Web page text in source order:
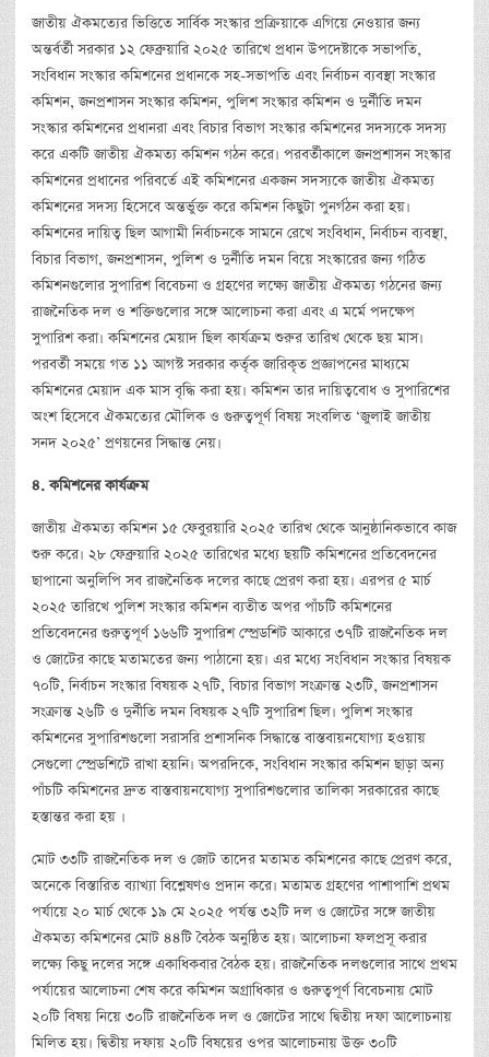
জাতীয় ঐকমত্যের ভিত্তিতে সার্বিক সংস্কার প্রক্রিয়াকে এগিয়ে নেওয়ার জন্য
অন্তর্বর্তী সরকার ১২ ফেব্রুয়ারি ২০২৫ তারিখে প্রধান উপদেষ্টাকে সভাপতি,
সংবিধান সংস্কার কমিশনের প্রধানকে সহ-সভাপতি এবং নির্বাচন ব্যবস্থা সংস্কার
কমিশন, জনপ্রশাসন সংস্কার কমিশন, পুলিশ সংস্কার কমিশন ও দুর্নীতি দমন
সংস্কার কমিশনের প্রধানরা এবং বিচার বিভাগ সংস্কার কমিশনের সদস্যকে সদস্য
করে একটি জাতীয় ঐকমত্য কমিশন গঠন করে। পরবর্তীকালে জনপ্রশাসন সংস্কার
কমিশনের প্রধানের পরিবর্তে এই কমিশনের একজন সদস্যকে জাতীয় ঐকমত্য
কমিশনের সদস্য হিসেবে অন্তর্ভুক্ত করে কমিশন কিছুটা পুনর্গঠন করা হয়।
কমিশনের দায়িত্ব ছিল আগামী নির্বাচনকে সামনে রেখে সংবিধান, নির্বাচন ব্যবস্থা,
বিচার বিভাগ, জনপ্রশাসন, পুলিশ ও দুর্নীতি দমন বিয়ে সংস্কারের জন্য গঠিত
কমিশনগুলোর সুপারিশ বিবেচনা ও গ্রহণের লক্ষ্যে জাতীয় ঐকমত্য গঠনের জন্য
রাজনৈতিক দল ও শক্তিগুলোর সঙ্গে আলোচনা করা এবং এ মর্মে পদক্ষেপ
সুপারিশ করা। কমিশনের মেয়াদ ছিল কার্যক্রম শুরুর তারিখ থেকে ছয় মাস।
পরবর্তী সময়ে গত ১১ আগস্ট সরকার কর্তৃক জারিকৃত প্রজ্ঞাপনের মাধ্যমে
কমিশনের মেয়াদ এক মাস বৃদ্ধি করা হয়। কমিশন তার দায়িত্ববোধ ও সুপারিশের
অংশ হিসেবে ঐকমত্যের মৌলিক ও গুরুত্বপূর্ণ বিষয় সংবলিত ‘জুলাই জাতীয়
সনদ ২০২৫’ প্রণয়নের সিদ্ধান্ত নেয়।
৪.কমিশনের কার্যক্রম
জাতীয় ঐকমত্য কমিশন ১৫ ফেবু্রয়ারি ২০২৫ তারিখ থেকে আনুষ্ঠানিকভাবে কাজ
শুরু করে। ২৮ ফেব্রুয়ারি ২০২৫ তারিখের মধ্যে ছয়টি কমিশনের প্রতিবেদনের
ছাপানো অনুলিপি সব রাজনৈতিক দলের কাছে প্রেরণ করা হয়। এরপর ৫ মার্চ
২০২৫ তারিখে পুলিশ সংস্কার কমিশন ব্যতীত অপর পাঁচটি কমিশনের
প্রতিবেদনের গুরুত্বপূর্ণ ১৬৬টি সুপারিশ স্প্রেডশিট আকারে ৩৭টি রাজনৈতিক দল
ও জোটের কাছে মতামতের জন্য পাঠানো হয়। এর মধ্যে সংবিধান সংস্কার বিষয়ক
৭০টি, নির্বাচন সংস্কার বিষয়ক ২৭টি, বিচার বিভাগ সংক্রান্ত ২৩টি, জনপ্রশাসন
সংক্রান্ত ২৬টি ও দুর্নীতি দমন বিষয়ক ২৭টি সুপারিশ ছিল। পুলিশ সংস্কার
কমিশনের সুপারিশগুলো সরাসরি প্রশাসনিক সিদ্ধান্তে বাস্তবায়নযোগ্য হওয়ায়
সেগুলো স্প্রেডশিটে রাখা হয়নি। অপরদিকে, সংবিধান সংস্কার কমিশন ছাড়া অন্য
পাঁচটি কমিশনের দ্রুত বাস্তবায়নযোগ্য সুপারিশগুলোর তালিকা সরকারের কাছে
হস্তান্তর করা হয় ।
মোট ৩৩টি রাজনৈতিক দল ও জোট তাদের মতামত কমিশনের কাছে প্রেরণ করে,
অনেকে বিস্তারিত ব্যাখ্যা বিশ্লেষণও প্রদান করে। মতামত গ্রহণের পাশাপাশি প্রথম
পর্যায়ে ২০ মার্চ থেকে ১৯ মে ২০২৫ পর্যন্ত ৩২টি দল ও জোটের সঙ্গে জাতীয়
ঐকমত্য কমিশনের মোট ৪৪টি বৈঠক অনুষ্ঠিত হয়। আলোচনা ফলপ্রসূ করার
লক্ষ্যে কিছু দলের সঙ্গে একাধিকবার বৈঠক হয়। রাজনৈতিক দলগুলোর সাথে প্রথম
পর্যায়ের আলোচনা শেষ করে কমিশন অগ্রাধিকার ও গুরুত্বপূর্ণ বিবেচনায় মোট
২০টি বিষয় নিয়ে ৩০টি রাজনৈতিক দল ও জোটের সাথে দ্বিতীয় দফা আলোচনায়
মিলিত হয়। দ্বিতীয় দফায় ২০টি বিষয়ের ওপর আলোচনায় উক্ত ৩০টি